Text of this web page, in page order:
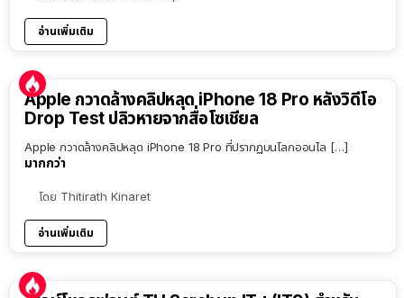
อ่านเพิ่มเติม
Apple กวาดล้างคลิปหลุด iPhone 18 Pro หลังวิดีโอ
Drop Test ปลิวหายจากสื่อโซเชียล
Apple กวาดล้างคลิปหลุด iPhone 18 Pro ที่ปรากฏบนโลกออนไล […]
มากกว่า
โดย Thitirath Kinaret
อ่านเพิ่มเติม